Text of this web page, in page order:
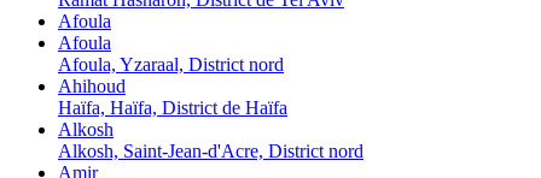
Afoula
Afoula
Afoula, Yzaraal, District nord
Ahihoud
Haïfa, Haïfa, District de Haïfa
Alkosh
Alkosh, Saint-Jean-d'Acre, District nord
Amir